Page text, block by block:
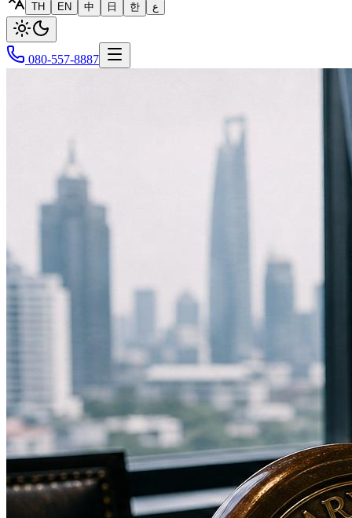
TH
EN 中 日 한 ع
080-557-8887